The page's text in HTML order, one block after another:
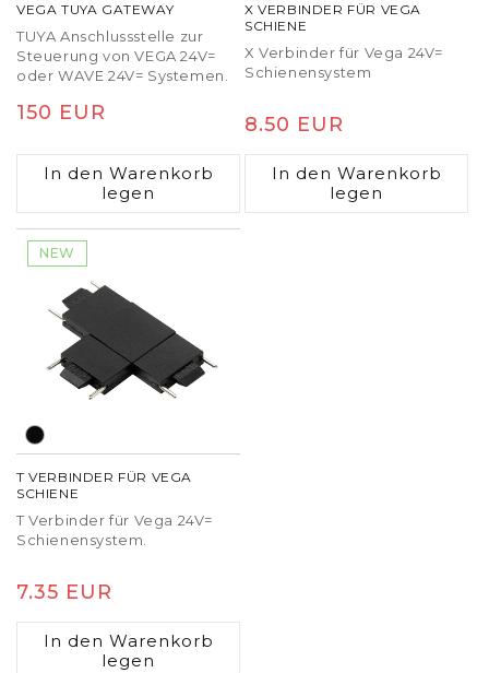
VEGA TUYA GATEWAY
TUYA Anschlussstelle zur
Steuerung von VEGA 24V=
oder WAVE 24V= Systemen.
Normaler
150 EUR
In den Warenkorb
legen
X VERBINDER FÜR VEGA
SCHIENE
X Verbinder für Vega 24V=
Schienensystem
Normaler
Preis
8.50 EUR
In den Warenkorb
legen
NEW
T VERBINDER FÜR VEGA
SCHIENE
T Verbinder für Vega 24V=
Schienensystem.
Normaler
Preis
7.35 EUR
In den Warenkorb
legen